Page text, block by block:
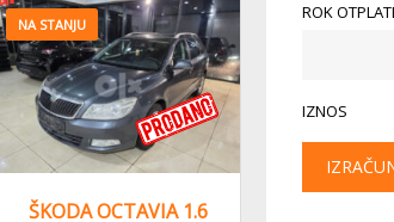
NA STANJU
ŠKODA OCTAVIA 1.6
ROK
IZNOS